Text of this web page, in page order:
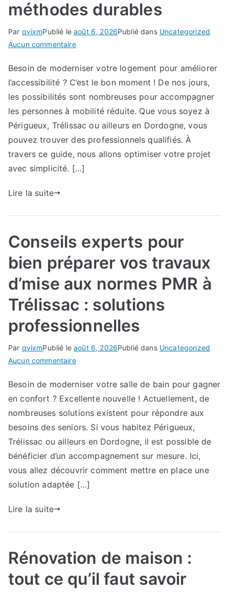
méthodes durables
Par qvixmPublié leaoût 6, 2026Publié dans Uncategorized
Aucun commentairesur
guide
ultime
pour
réussir
d’accessibilité
à
Trélissac
Besoin de moderniser votre logement pour améliorer
l’accessibilité ? C’est le bon moment ! De nos jours,
les possibilités sont nombreuses pour accompagner
les personnes à mobilité réduite. Que vous soyez à
Périgueux, Trélissac ou ailleurs en Dordogne, vous
pouvez trouver des professionnels qualifiés. À
travers ce guide, nous allons optimiser votre projet
avec simplicité. […]
Lire la suite
Conseils experts pour
bien préparer vos travaux
d’mise aux normes PMR à
Trélissac : solutions
professionnelles
Par qvixmPublié leaoût 6, 2026Publié dans Uncategorized
Aucun commentairesur
experts
pour
bien
préparer
d’mise
aux
normes
solutions
professionnelles
Besoin de moderniser votre salle de bain pour gagner
en confort ? Excellente nouvelle ! Actuellement, de
nombreuses solutions existent pour répondre aux
besoins des seniors. Si vous habitez Périgueux,
Trélissac ou ailleurs en Dordogne, il est possible de
bénéficier d’un accompagnement sur mesure. Ici,
vous allez découvrir comment mettre en place une
solution adaptée […]
Lire la suite
Rénovation de maison :
tout ce qu’il faut savoir